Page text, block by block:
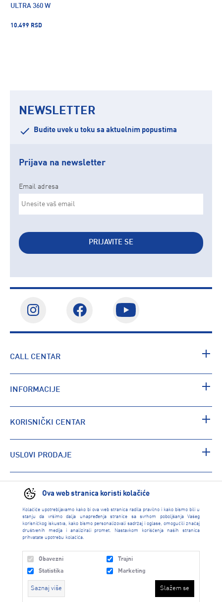
Ova web stranica koristi kolačiće
Kolačiće upotrebljavamo kako bi ova web stranica radila pravilno i kako bismo bili u
stanju da vršimo dalja unapređenja stranice sa svrhom poboljšanja Vašeg
korisničkog iskustva, kako bismo personalizovali sadržaj i oglase, omogućili značaj
društvenih medija i analizirali promet. Nastavkom korišćenja naših stranica
prihvatate upotrebu kolačića.
Obavezni
Trajni
Statistika
Marketing
Saznaj više Slažem se
ULTRA 360 W
10.499 RSD
NEWSLETTER
Budite uvek u toku sa aktuelnim popustima
Prijava na newsletter
Email adresa
PRIJAVITE SE
CALL CENTAR
INFORMACIJE
KORISNIČKI CENTAR
USLOVI PRODAJE
PRONAĐI RADNJU
INTERSPORT 2026 created by Enetel Solutions